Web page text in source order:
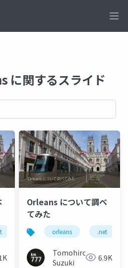
に関するスライド
Orleans について調べ
てみた
orleans .net
Tomohiro
Suzuki
6.9K